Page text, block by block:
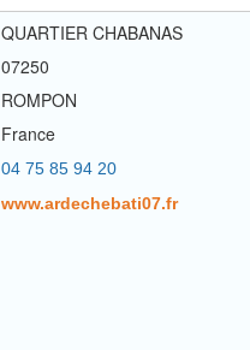
QUARTIER CHABANAS
07250
ROMPON
France
04 75 85 94 20
www.ardechebati07.fr